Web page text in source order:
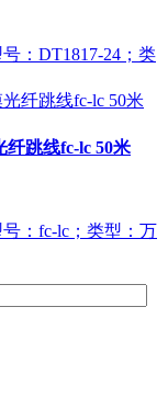
：DT1817-24；类
纤跳线fc-lc 50米
：fc-lc；类型：万